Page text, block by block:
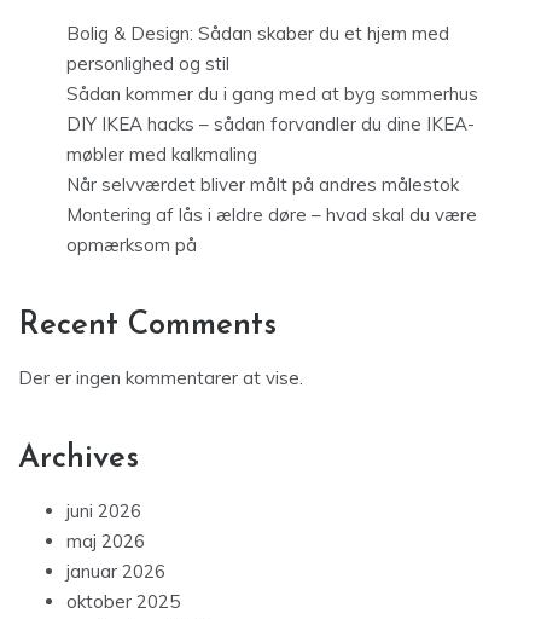
Bolig & Design: Sådan skaber du et hjem med
personlighed og stil
Sådan kommer du i gang med at byg sommerhus
DIY IKEA hacks – sådan forvandler du dine IKEA-
møbler med kalkmaling
Når selvværdet bliver målt på andres målestok
Montering af lås i ældre døre – hvad skal du være
opmærksom på
Recent Comments
Der er ingen kommentarer at vise.
Archives
juni 2026
maj 2026
januar 2026
oktober 2025